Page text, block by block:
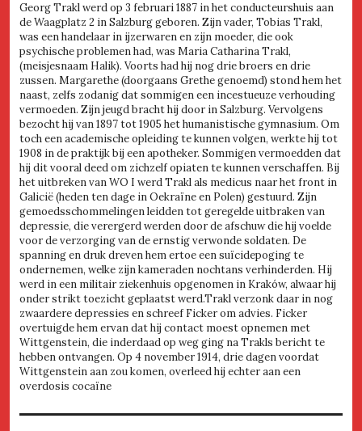
Georg Trakl werd op 3 februari 1887 in het conducteurshuis aan
de Waagplatz 2 in Salzburg geboren. Zijn vader, Tobias Trakl,
was een handelaar in ijzerwaren en zijn moeder, die ook
psychische problemen had, was Maria Catharina Trakl,
(meisjesnaam Halik). Voorts had hij nog drie broers en drie
zussen. Margarethe (doorgaans Grethe genoemd) stond hem het
naast, zelfs zodanig dat sommigen een incestueuze verhouding
vermoeden. Zijn jeugd bracht hij door in Salzburg. Vervolgens
bezocht hij van 1897 tot 1905 het humanistische gymnasium. Om
toch een academische opleiding te kunnen volgen, werkte hij tot
1908 in de praktijk bij een apotheker. Sommigen vermoedden dat
hij dit vooral deed om zichzelf opiaten te kunnen verschaffen. Bij
het uitbreken van WO I werd Trakl als medicus naar het front in
Galicië (heden ten dage in Oekraïne en Polen) gestuurd. Zijn
gemoedsschommelingen leidden tot geregelde uitbraken van
depressie, die verergerd werden door de afschuw die hij voelde
voor de verzorging van de ernstig verwonde soldaten. De
spanning en druk dreven hem ertoe een suïcidepoging te
ondernemen, welke zijn kameraden nochtans verhinderden. Hij
werd in een militair ziekenhuis opgenomen in Kraków, alwaar hij
onder strikt toezicht geplaatst werd.Trakl verzonk daar in nog
zwaardere depressies en schreef Ficker om advies. Ficker
overtuigde hem ervan dat hij contact moest opnemen met
Wittgenstein, die inderdaad op weg ging na Trakls bericht te
hebben ontvangen. Op 4 november 1914, drie dagen voordat
Wittgenstein aan zou komen, overleed hij echter aan een
overdosis cocaïne